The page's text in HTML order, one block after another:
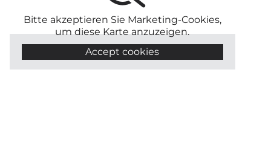
Bitte akzeptieren Sie Marketing-Cookies,
um diese Karte anzuzeigen.
Accept cookies